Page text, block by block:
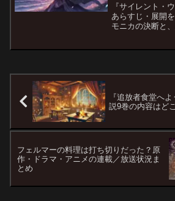
『サイレント・
あらすじ・展開
モニカの決断と
『追放者食堂へ
説9巻の内容はど
フェルマーの料理は打ち切りだった？原
作・ドラマ・アニメの連載／放送状況ま
とめ